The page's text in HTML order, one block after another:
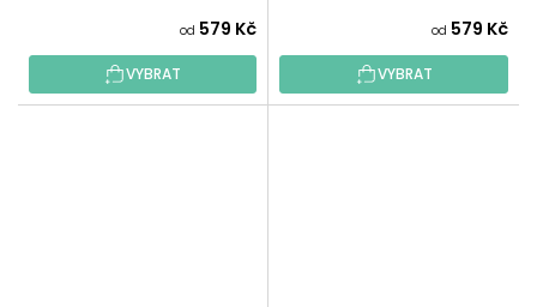
od 579 Kč
VYBRAT
od 579 Kč
VYBRAT